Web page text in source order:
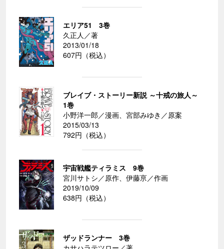
エリア51 3巻
久正人／著
2013/01/18
607円（税込）
ブレイブ・ストーリー新説 ～十戒の旅人～
1巻
小野洋一郎／漫画、宮部みゆき／原案
2015/03/13
792円（税込）
宇宙戦艦ティラミス 9巻
宮川サトシ／原作、伊藤亰／作画
2019/10/09
638円（税込）
ザッドランナー 3巻